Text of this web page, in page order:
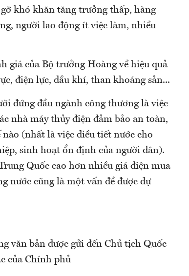
khó khăn tăng trưởng thấp, hàng
người lao động ít việc làm, nhiều
giá của Bộ trưởng Hoàng về hiệu quả
điện lực, dầu khí, than khoáng sản...
đứng đầu ngành công thương là việc
nhà máy thủy điện đảm bảo an toàn,
(nhất là việc điều tiết nước cho
sinh hoạt ổn định của người dân).
Quốc cao hơn nhiều giá điện mua
nước cũng là một vấn đề được dự
văn bản được gửi đến Chủ tịch Quốc
của Chính phủ